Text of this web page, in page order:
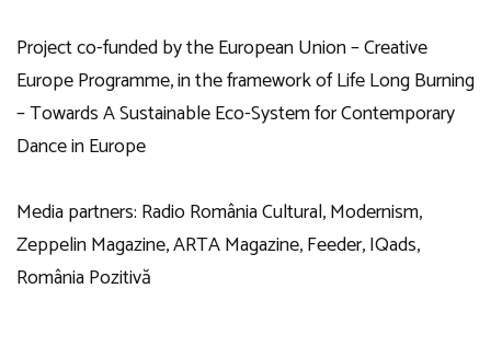
Project co-funded by the European Union – Creative
Europe Programme, in the framework of Life Long Burning
– Towards A Sustainable Eco-System for Contemporary
Dance in Europe
Media partners: Radio România Cultural, Modernism,
Zeppelin Magazine, ARTA Magazine, Feeder, IQads,
România Pozitivă